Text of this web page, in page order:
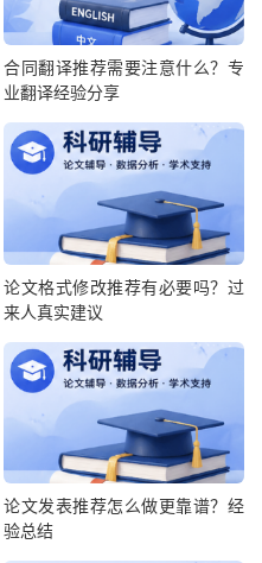
合同翻译推荐需要注意什么？专
业翻译经验分享
论文格式修改推荐有必要吗？过
来人真实建议
论文发表推荐怎么做更靠谱？经
验总结